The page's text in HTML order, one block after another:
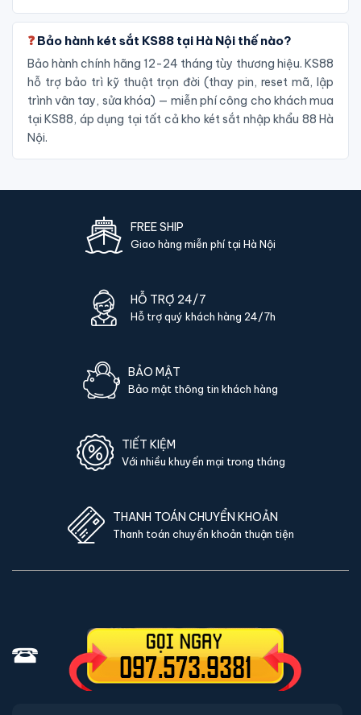
Bảo hành két sắt KS88 tại Hà Nội thế nào?
Bảo hành chính hãng 12-24 tháng tùy thương hiệu. KS88
hỗ trợ bảo trì kỹ thuật trọn đời (thay pin, reset mã, lập
trình vân tay, sửa khóa) — miễn phí công cho khách mua
tại KS88, áp dụng tại tất cả kho két sắt nhập khẩu 88 Hà
Nội.
FREE SHIP
Giao hàng miễn phí tại Hà Nội
HỖ TRỢ 24/7
Hỗ trợ quý khách hàng 24/7h
BẢO MẬT
Bảo mật thông tin khách hàng
TIẾT KIỆM
Với nhiều khuyến mại trong tháng
THANH TOÁN CHUYỂN KHOẢN
Thanh toán chuyển khoản thuận tiện